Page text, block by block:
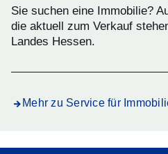
Sie suchen eine Immobilie?
die aktuell zum Verkauf
Landes Hessen.
Mehr zu Service für